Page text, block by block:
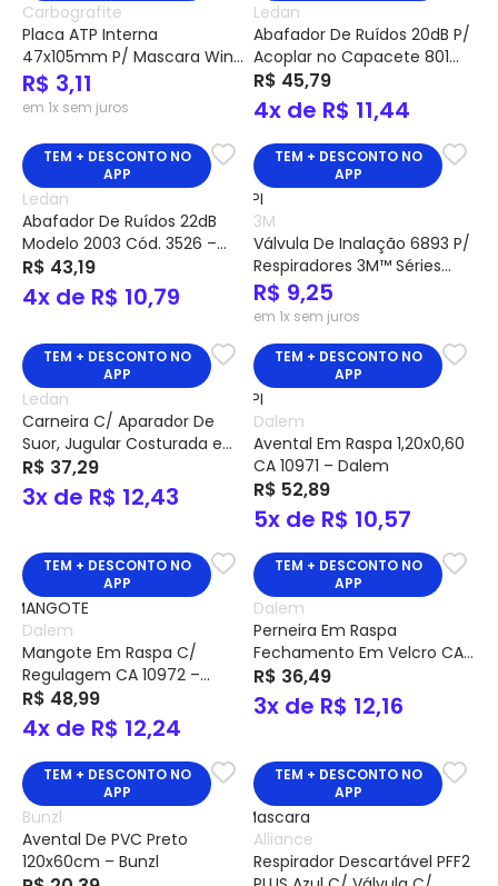
Carbografite
Placa ATP Interna
47x105mm P/ Mascara Wind
ADF-600G Cód. 010546310 –
Carbografite
R$ 3,11
em 1x sem juros
Ledan
Abafador De Ruídos 20dB P/
Acoplar no Capacete 801
Cód. 3539 – Ledan
R$ 45,79
4x de R$ 11,44
TEM + DESCONTO NO
APP
Ledan
Abafador De Ruídos 22dB
Modelo 2003 Cód. 3526 –
Ledan
R$ 43,19
4x de R$ 10,79
TEM + DESCONTO NO
APP
3M
Válvula De Inalação 6893 P/
Respiradores 3M™ Séries
6200 e 6800 Cód.
H0001859679 – 3M
R$ 9,25
em 1x sem juros
TEM + DESCONTO NO
APP
Ledan
Carneira C/ Aparador De
Suor, Jugular Costurada e
Catraca P/ Capacete
Modelo 801 Cód. 3525 –
Ledan
R$ 37,29
3x de R$ 12,43
TEM + DESCONTO NO
APP
Dalem
Avental Em Raspa 1,20x0,60
CA 10971 – Dalem
R$ 52,89
5x de R$ 10,57
TEM + DESCONTO NO
APP
Dalem
Mangote Em Raspa C/
Regulagem CA 10972 –
Dalem
R$ 48,99
4x de R$ 12,24
TEM + DESCONTO NO
APP
Dalem
Perneira Em Raspa
Fechamento Em Velcro CA
10973 – Dalem
R$ 36,49
3x de R$ 12,16
TEM + DESCONTO NO
APP
Bunzl
Avental De PVC Preto
120x60cm – Bunzl
TEM + DESCONTO NO
APP
Alliance
Respirador Descartável PFF2